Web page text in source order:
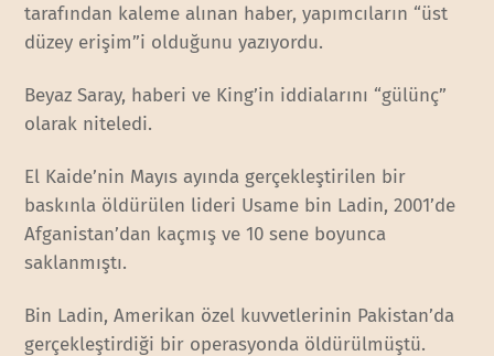
tarafından kaleme alınan haber, yapımcıların “üst
düzey erişim”i olduğunu yazıyordu.
Beyaz Saray, haberi ve King’in iddialarını “gülünç”
olarak niteledi.
El Kaide’nin Mayıs ayında gerçekleştirilen bir
baskınla öldürülen lideri Usame bin Ladin, 2001’de
Afganistan’dan kaçmış ve 10 sene boyunca
saklanmıştı.
Bin Ladin, Amerikan özel kuvvetlerinin Pakistan’da
gerçekleştirdiği bir operasyonda öldürülmüştü.